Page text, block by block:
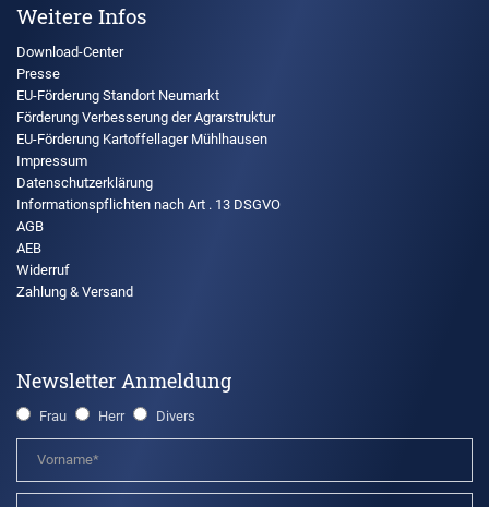
Weitere Infos
Download-Center
Presse
EU-Förderung Standort Neumarkt
Förderung Verbesserung der Agrarstruktur
EU-Förderung Kartoffellager Mühlhausen
Impressum
Datenschutzerklärung
Informationspflichten nach Art . 13 DSGVO
AGB
AEB
Widerruf
Zahlung & Versand
Newsletter Anmeldung
Frau Herr Divers